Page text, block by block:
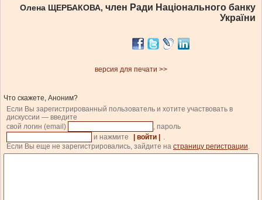
Олена ЩЕРБАКОВА, член Ради Національного банку
України
версия для печати >>
Что скажете, Аноним?
Если Вы зарегистрированный пользователь и хотите участвовать в
дискуссии — введите
свой логин (email)
, пароль
и нажмите
| войти |
.
Если Вы еще не зарегистрировались, зайдите на страницу регистрации.